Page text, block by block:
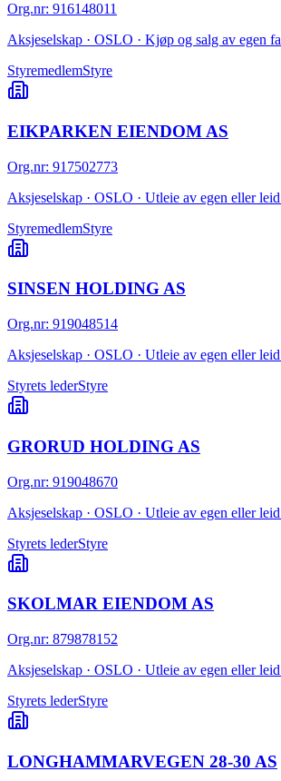
Org.nr: 916148011
Aksjeselskap · OSLO · Kjøp og salg av egen
StyremedlemStyre
EIKPARKEN EIENDOM AS
Org.nr: 917502773
Aksjeselskap · OSLO · Utleie av egen eller
StyremedlemStyre
SINSEN HOLDING AS
Org.nr: 919048514
Aksjeselskap · OSLO · Utleie av egen eller
Styrets lederStyre
GRORUD HOLDING AS
Org.nr: 919048670
Aksjeselskap · OSLO · Utleie av egen eller
Styrets lederStyre
SKOLMAR EIENDOM AS
Org.nr: 879878152
Aksjeselskap · OSLO · Utleie av egen eller
Styrets lederStyre
LONGHAMMARVEGEN 28-30 AS